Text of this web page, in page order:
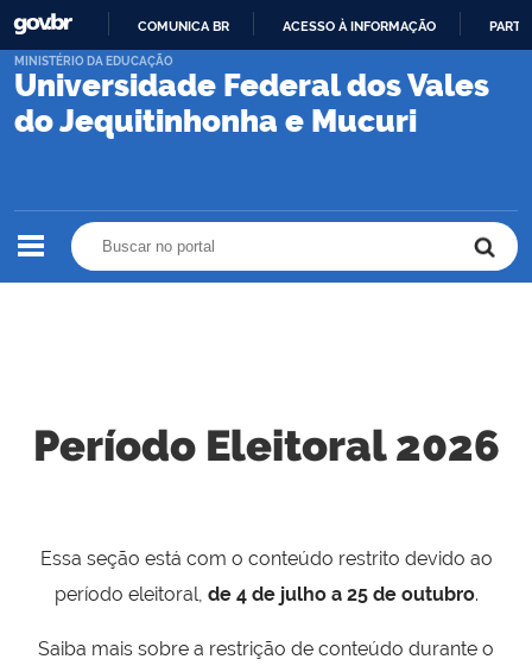
PARA
CONTEÚDO
COMUNICA BR ACESSO À INFORMAÇÃO
Universidade Federal dos Vales
do Jequitinhonha e Mucuri
MINISTÉRIO DA EDUCAÇÃO
Período Eleitoral 2026
Essa seção está com o conteúdo restrito devido ao
período eleitoral, de 4 de julho a 25 de outubro.
Saiba mais sobre a restrição de conteúdo durante o